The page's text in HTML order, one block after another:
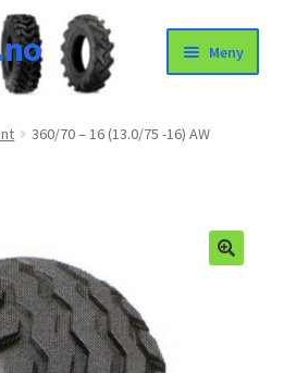
Meny
360/70 – 16 (13.0/75 -16) AW